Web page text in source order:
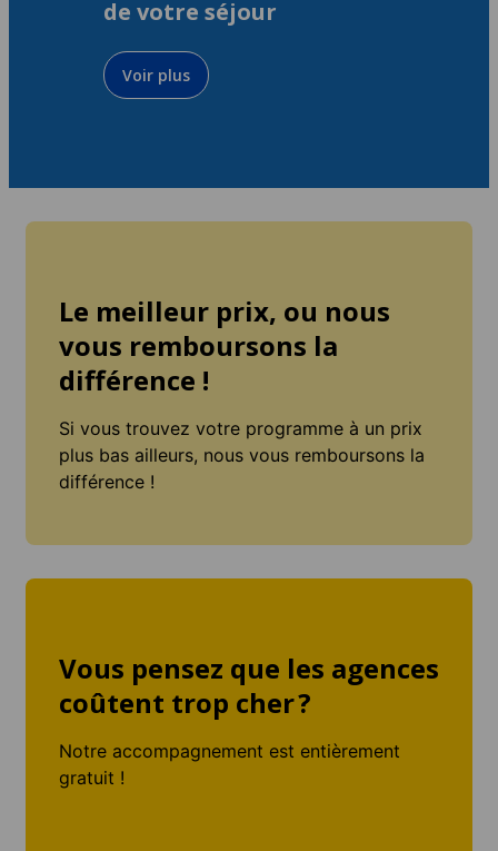
de votre séjour
Voir plus
Le meilleur prix, ou nous
vous remboursons la
différence !
Si vous trouvez votre programme à un prix
plus bas ailleurs, nous vous remboursons la
différence !
Vous pensez que les agences
coûtent trop cher ?
Notre accompagnement est entièrement
gratuit !